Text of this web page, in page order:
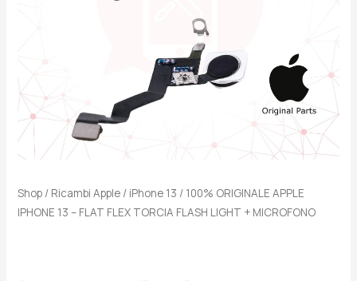
Shop / Ricambi Apple / iPhone 13 / 100% ORIGINALE APPLE
IPHONE 13 – FLAT FLEX TORCIA FLASH LIGHT + MICROFONO
MICROFONO
quantità